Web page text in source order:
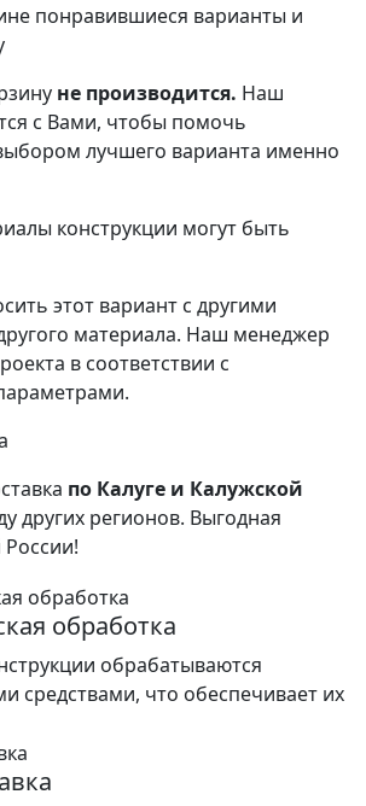
понравившиеся варианты и
не производится. Наш
с Вами, чтобы помочь
лучшего варианта именно
конструкции могут быть
этот вариант с другими
материала. Наш менеджер
в соответствии с
по Калуге и Калужской
других регионов. Выгодная
России!
обработка
обрабатываются
средствами, что обеспечивает их